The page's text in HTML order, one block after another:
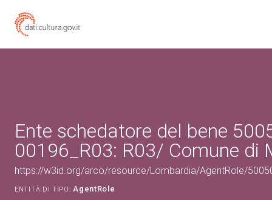
Ente schedatore del bene
00196_R03: R03/ Comune di
https://w3id.org/arco/resource/Lombardia/AgentRole/
ENTITÀ DI TIPO: AgentRole